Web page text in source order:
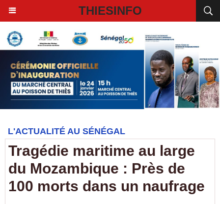
THIESINFO
L'ACTUALITÉ AU SÉNÉGAL
Tragédie maritime au large
du Mozambique : Près de
100 morts dans un naufrage